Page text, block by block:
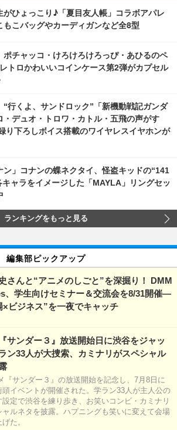
がひょっこり♪「夏目友人帳」コラボアパレ
もこバッグやカーディガンなど全8型
ポチャッコ・けろけろけろっぴ・あひるのペ
トロかわいいコインケース第2弾がカプセル
“行くよ、サンドロック”「新機動戦記ガンダ
・デュオ・トロワ・カトル・五飛の声がす
り下ろしボイス搭載のワイヤレスイヤホンが
ン」コナンの蝶ネクタイ、怪盗キッドの“141
キャラをイメージした「MAYLA」リングセッ
ランキングをもっと見る
編集部ピックアップ
さんと“アニメのしごと”を深掘り！ DMM
、学生向けセミナー＆交流会を8/31開催―
ビジネス”を一夜でキャッチ
サンダー３』放送開始日に渋谷をジャッ
ン33人が大捜索、カミナリがスペシャル
『サンダー３』の放送開始を記念し、7月8日に
頭イベントが開催された。学ラン33人が主人公の
設定で渋谷を練り歩き、お笑いコンビ・カミナリ
ャルネタを披露。ハプニングも笑いに変えて会場
た。